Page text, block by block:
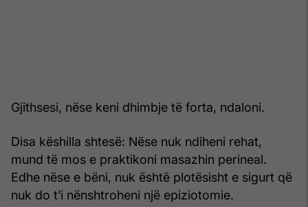
Gjithsesi, nëse keni dhimbje të forta, ndaloni.
Disa këshilla shtesë: Nëse nuk ndiheni rehat,
mund të mos e praktikoni masazhin perineal.
Edhe nëse e bëni, nuk është plotësisht e sigurt që
nuk do t’i nënshtroheni një epiziotomie.